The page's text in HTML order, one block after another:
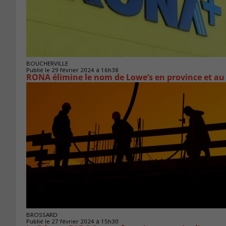
BOUCHERVILLE
Publié le 29 février 2024 à 16h38
RONA élimine le nom de Lowe’s en province et
BROSSARD
Publié le 27 février 2024 à 15h30